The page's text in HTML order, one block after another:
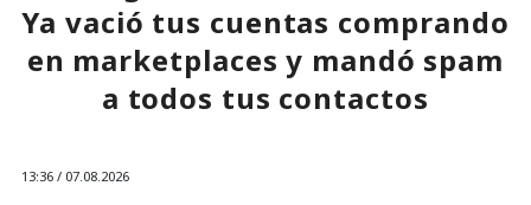
Ya vació tus cuentas comprando
en marketplaces y mandó spam
a todos tus contactos
13:36 / 07.08.2026